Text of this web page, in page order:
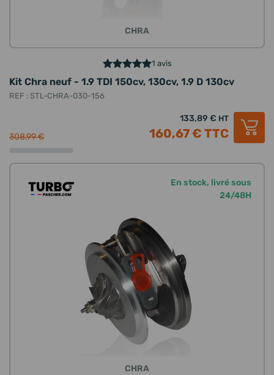
CHRA
1 avis
Kit Chra neuf - 1.9 TDI 150cv, 130cv, 1.9 D 130cv
REF : STL-CHRA-030-156
308,99 €
133,89 € HT
160,67 € TTC
En stock, livré sous
24/48H
CHRA